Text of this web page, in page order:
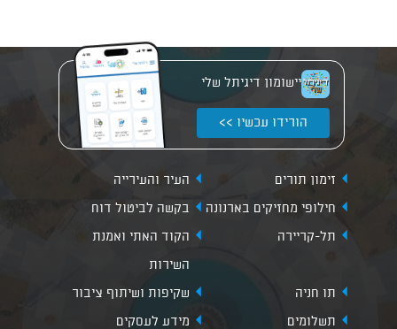
יישומון דיגיתל שלי
הורידו עכשיו >>
זימון תורים
העיר והעירייה
חילופי מחזיקים בארנונה
בקשה לביטול דוח
תל-קריירה
הקוד האתי ואמנת
השירות
תו חניה
שקיפות ושיתוף ציבור
תשלומים
מידע לעסקים